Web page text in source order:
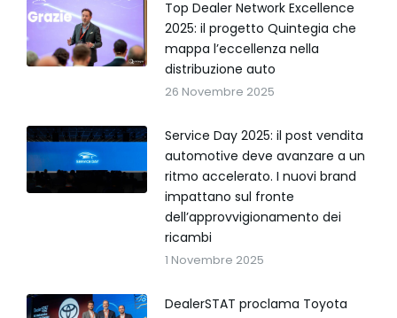
Top Dealer Network Excellence
2025: il progetto Quintegia che
mappa l’eccellenza nella
distribuzione auto
26 Novembre 2025
Service Day 2025: il post vendita
automotive deve avanzare a un
ritmo accelerato. I nuovi brand
impattano sul fronte
dell’approvvigionamento dei
ricambi
1 Novembre 2025
DealerSTAT proclama Toyota